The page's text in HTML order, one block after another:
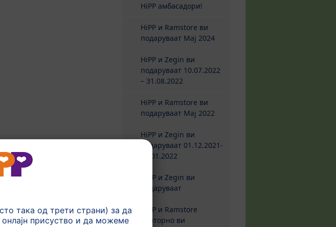
HiPP амбасадори!
HiPP и Ramstore ви
подаруваат Maj 2024
HiPP и Zegin ви
подаруваат 10.07.2022
– 31.08.2022
HiPP и Ramstore ви
подаруваат Maj 2022
HiPP и Zegin ви
подаруваат 01.12.2021-
15.01.2022
HiPP и Zegin ви
подаруваат
HiPP и Ramstore
повторно ви